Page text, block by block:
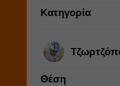
Κατηγορία
Θέση